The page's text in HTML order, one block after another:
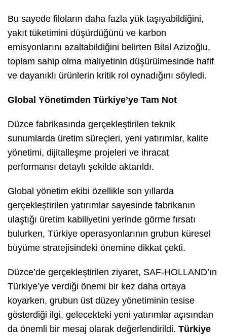
Bu sayede filoların daha fazla yük taşıyabildiğini,
yakıt tüketimini düşürdüğünü ve karbon
emisyonlarını azaltabildiğini belirten Bilal Azizoğlu,
toplam sahip olma maliyetinin düşürülmesinde hafif
ve dayanıklı ürünlerin kritik rol oynadığını söyledi.
Global Yönetimden Türkiye’ye Tam Not
Düzce fabrikasında gerçekleştirilen teknik
sunumlarda üretim süreçleri, yeni yatırımlar, kalite
yönetimi, dijitalleşme projeleri ve ihracat
performansı detaylı şekilde aktarıldı.
Global yönetim ekibi özellikle son yıllarda
gerçekleştirilen yatırımlar sayesinde fabrikanın
ulaştığı üretim kabiliyetini yerinde görme fırsatı
bulurken, Türkiye operasyonlarının grubun küresel
büyüme stratejisindeki önemine dikkat çekti.
Düzce’de gerçekleştirilen ziyaret, SAF-HOLLAND’ın
Türkiye’ye verdiği önemi bir kez daha ortaya
koyarken, grubun üst düzey yönetiminin tesise
gösterdiği ilgi, gelecekteki yeni yatırımlar açısından
da önemli bir mesaj olarak değerlendirildi. Türkiye